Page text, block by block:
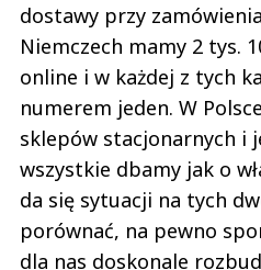
dostawy przy
Niemczech mamy 2 tys.
online i w każdej z tych
numerem jeden. W
sklepów stacjonarnych i
wszystkie dbamy jak o
da się sytuacji na tych
porównać, na pewno
dla nas doskonale